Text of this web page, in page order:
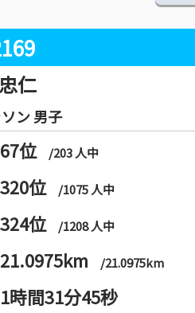
仁
ン 男子
67位 /203 人中
320位 /1075 人中
324位 /1208 人中
21.0975km /21.0975km
1時間31分45秒